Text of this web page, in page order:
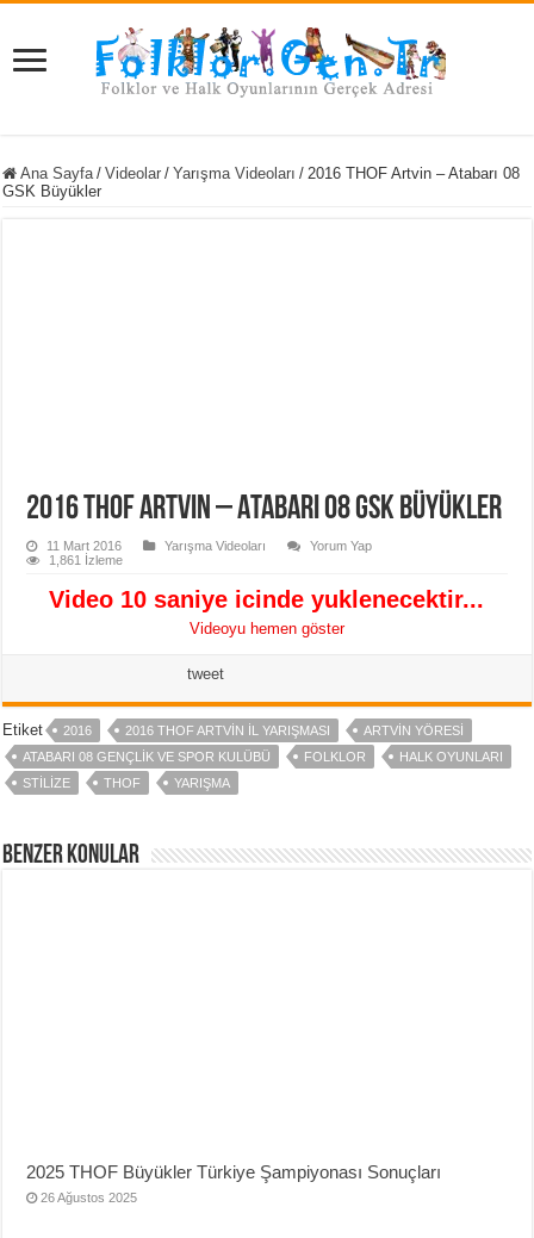
Ana Sayfa / Videolar / Yarışma Videoları / 2016 THOF Artvin – Atabarı 08
GSK Büyükler
2016 THOF Artvin – Atabarı 08 GSK Büyükler
11 Mart 2016 Yarışma Videoları
Yorum Yap
1,861 İzleme
Video 10 saniye icinde yuklenecektir...
Videoyu hemen göster
tweet
Etiket 2016 2016 THOF ARTVIN IL YARIŞMASI
ARTVIN YÖRESI
ATABARI 08 GENÇLIK VE SPOR KULÜBÜ
FOLKLOR
HALK OYUNLARI
STILIZE
THOF YARIŞMA
Benzer Konular
2025 THOF Büyükler Türkiye Şampiyonası Sonuçları
26 Ağustos 2025